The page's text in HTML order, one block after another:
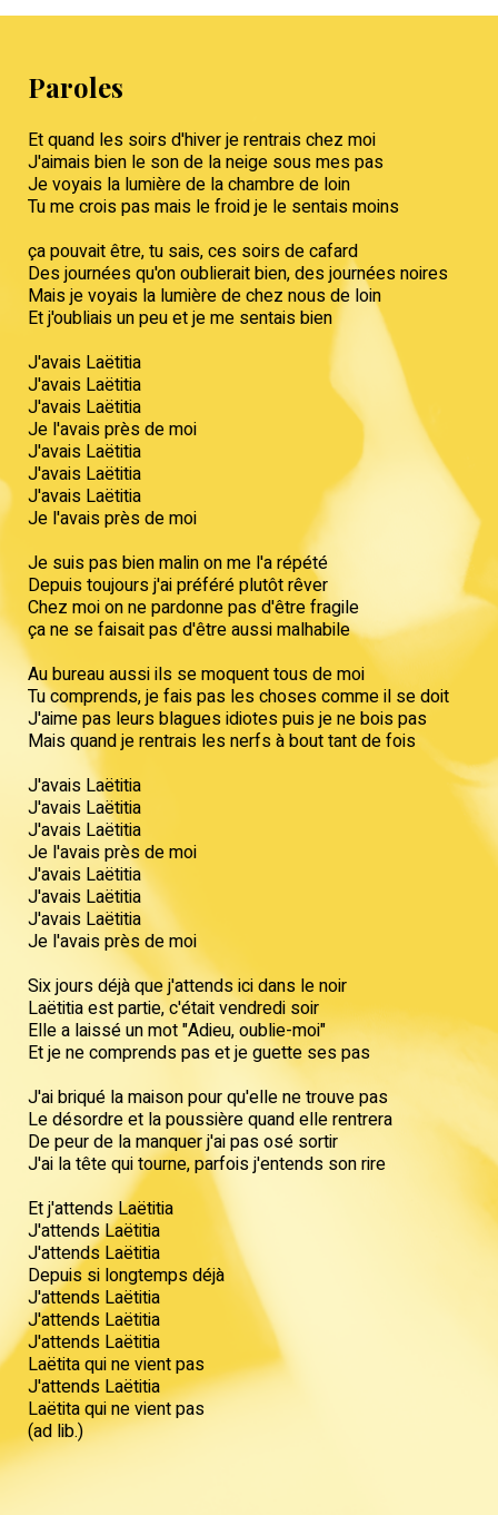
Paroles
Et quand les soirs d'hiver je rentrais chez moi
J'aimais bien le son de la neige sous mes pas
Je voyais la lumière de la chambre de loin
Tu me crois pas mais le froid je le sentais moins
ça pouvait être, tu sais, ces soirs de cafard
Des journées qu'on oublierait bien, des journées noires
Mais je voyais la lumière de chez nous de loin
Et j'oubliais un peu et je me sentais bien
J'avais Laëtitia
J'avais Laëtitia
J'avais Laëtitia
Je l'avais près de moi
J'avais Laëtitia
J'avais Laëtitia
J'avais Laëtitia
Je l'avais près de moi
Je suis pas bien malin on me l'a répété
Depuis toujours j'ai préféré plutôt rêver
Chez moi on ne pardonne pas d'être fragile
ça ne se faisait pas d'être aussi malhabile
Au bureau aussi ils se moquent tous de moi
Tu comprends, je fais pas les choses comme il se doit
J'aime pas leurs blagues idiotes puis je ne bois pas
Mais quand je rentrais les nerfs à bout tant de fois
J'avais Laëtitia
J'avais Laëtitia
J'avais Laëtitia
Je l'avais près de moi
J'avais Laëtitia
J'avais Laëtitia
J'avais Laëtitia
Je l'avais près de moi
Six jours déjà que j'attends ici dans le noir
Laëtitia est partie, c'était vendredi soir
Elle a laissé un mot "Adieu, oublie-moi"
Et je ne comprends pas et je guette ses pas
J'ai briqué la maison pour qu'elle ne trouve pas
Le désordre et la poussière quand elle rentrera
De peur de la manquer j'ai pas osé sortir
J'ai la tête qui tourne, parfois j'entends son rire
Et j'attends Laëtitia
J'attends Laëtitia
J'attends Laëtitia
Depuis si longtemps déjà
J'attends Laëtitia
J'attends Laëtitia
J'attends Laëtitia
Laëtita qui ne vient pas
J'attends Laëtitia
Laëtita qui ne vient pas
(ad lib.)